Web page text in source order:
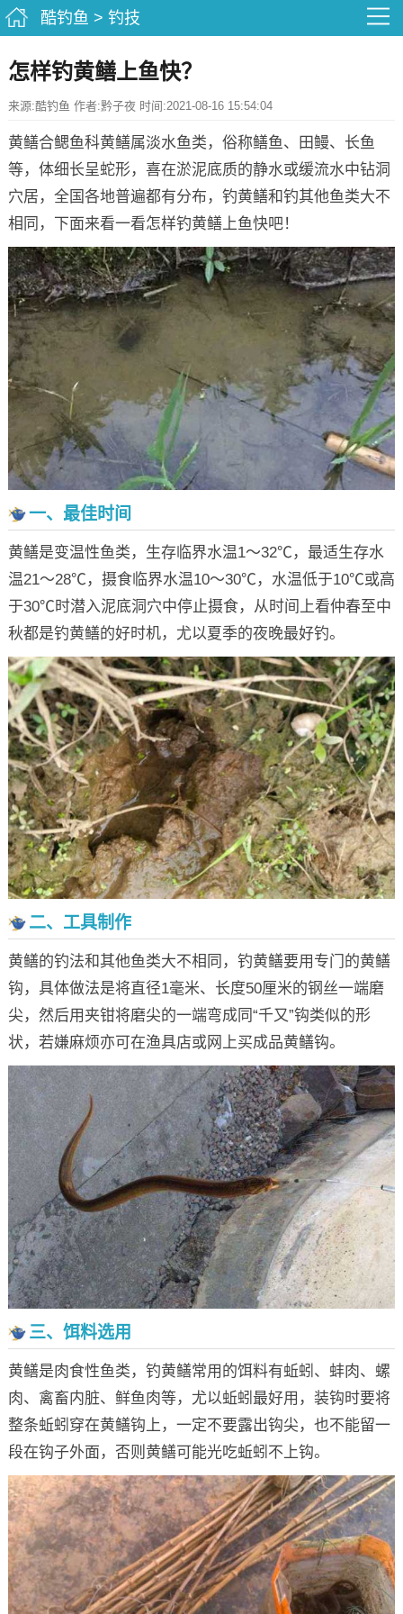
酷钓鱼 > 钓技
怎样钓黄鳝上鱼快？
来源:酷钓鱼 作者:黔子夜 时间:2021-08-16 15:54:04
黄鳝合鳃鱼科黄鳝属淡水鱼类，俗称鳝鱼、田鳗、长鱼
等，体细长呈蛇形，喜在淤泥底质的静水或缓流水中钻洞
穴居，全国各地普遍都有分布，钓黄鳝和钓其他鱼类大不
相同，下面来看一看怎样钓黄鳝上鱼快吧！
一、最佳时间
黄鳝是变温性鱼类，生存临界水温1～32℃，最适生存水
温21～28℃，摄食临界水温10～30℃，水温低于10℃或高
于30℃时潜入泥底洞穴中停止摄食，从时间上看仲春至中
秋都是钓黄鳝的好时机，尤以夏季的夜晚最好钓。
二、工具制作
黄鳝的钓法和其他鱼类大不相同，钓黄鳝要用专门的黄鳝
钩，具体做法是将直径1毫米、长度50厘米的钢丝一端磨
尖，然后用夹钳将磨尖的一端弯成同“千又”钩类似的形
状，若嫌麻烦亦可在渔具店或网上买成品黄鳝钩。
三、饵料选用
黄鳝是肉食性鱼类，钓黄鳝常用的饵料有蚯蚓、蚌肉、螺
肉、禽畜内脏、鲜鱼肉等，尤以蚯蚓最好用，装钩时要将
整条蚯蚓穿在黄鳝钩上，一定不要露出钩尖，也不能留一
段在钩子外面，否则黄鳝可能光吃蚯蚓不上钩。